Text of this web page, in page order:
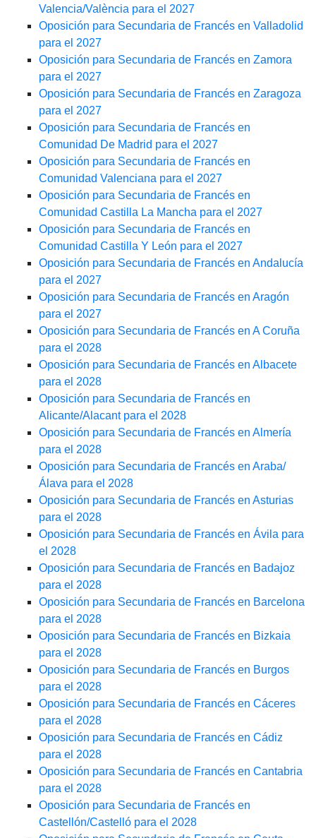
Valencia/València para el 2027
Oposición para Secundaria de Francés en Valladolid
para el 2027
Oposición para Secundaria de Francés en Zamora
para el 2027
Oposición para Secundaria de Francés en Zaragoza
para el 2027
Oposición para Secundaria de Francés en
Comunidad De Madrid para el 2027
Oposición para Secundaria de Francés en
Comunidad Valenciana para el 2027
Oposición para Secundaria de Francés en
Comunidad Castilla La Mancha para el 2027
Oposición para Secundaria de Francés en
Comunidad Castilla Y León para el 2027
Oposición para Secundaria de Francés en Andalucía
para el 2027
Oposición para Secundaria de Francés en Aragón
para el 2027
Oposición para Secundaria de Francés en A Coruña
para el 2028
Oposición para Secundaria de Francés en Albacete
para el 2028
Oposición para Secundaria de Francés en
Alicante/Alacant para el 2028
Oposición para Secundaria de Francés en Almería
para el 2028
Oposición para Secundaria de Francés en Araba/
Álava para el 2028
Oposición para Secundaria de Francés en Asturias
para el 2028
Oposición para Secundaria de Francés en Ávila para
el 2028
Oposición para Secundaria de Francés en Badajoz
para el 2028
Oposición para Secundaria de Francés en Barcelona
para el 2028
Oposición para Secundaria de Francés en Bizkaia
para el 2028
Oposición para Secundaria de Francés en Burgos
para el 2028
Oposición para Secundaria de Francés en Cáceres
para el 2028
Oposición para Secundaria de Francés en Cádiz
para el 2028
Oposición para Secundaria de Francés en Cantabria
para el 2028
Oposición para Secundaria de Francés en
Castellón/Castelló para el 2028